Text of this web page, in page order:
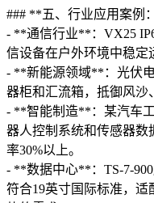
### **五、行业应用案例
- **通信行业**：VX25
信设备在户外环境中稳定
- **新能源领域**：光伏
器柜和汇流箱，抵御风沙
- **智能制造**：某汽车
器人控制系统和传感器数
率30%以上。
- **数据中心**：TS-7-
符合19英寸国际标准，